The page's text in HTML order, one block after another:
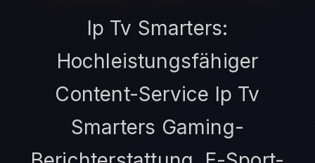
Ip Tv Smarters:
Hochleistungsfähiger
Content-Service Ip Tv
Smarters Gaming-